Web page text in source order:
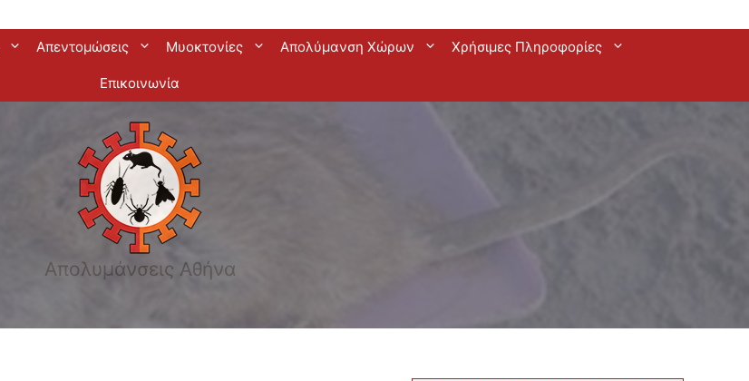
Απεντομώσεις Μυοκτονίες Απολύμανση Χώρων Χρήσιμες Πληροφορίες
Επικοινωνία
Απολυμάνσεις Αθήνα